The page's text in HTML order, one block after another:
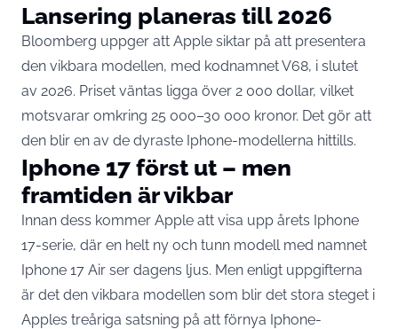
Lansering planeras till 2026
Bloomberg uppger att Apple siktar på att presentera
den vikbara modellen, med kodnamnet V68, i slutet
av 2026. Priset väntas ligga över 2 000 dollar, vilket
motsvarar omkring 25 000–30 000 kronor. Det gör att
den blir en av de dyraste Iphone-modellerna hittills.
Iphone 17 först ut – men
framtiden är vikbar
Innan dess kommer Apple att visa upp årets Iphone
17-serie, där en helt ny och tunn modell med namnet
Iphone 17 Air ser dagens ljus. Men enligt uppgifterna
är det den vikbara modellen som blir det stora steget i
Apples treåriga satsning på att förnya Iphone-